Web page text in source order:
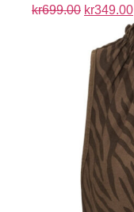
kr699.00 kr349.00